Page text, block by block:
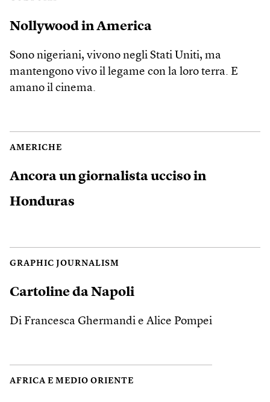
Nollywood in America
Sono nigeriani, vivono negli Stati Uniti, ma
mantengono vivo il legame con la loro terra. E
amano il cinema.
AMERICHE
Ancora un giornalista ucciso in
Honduras
GRAPHIC JOURNALISM
Cartoline da Napoli
Di Francesca Ghermandi e Alice Pompei
AFRICA E MEDIO ORIENTE